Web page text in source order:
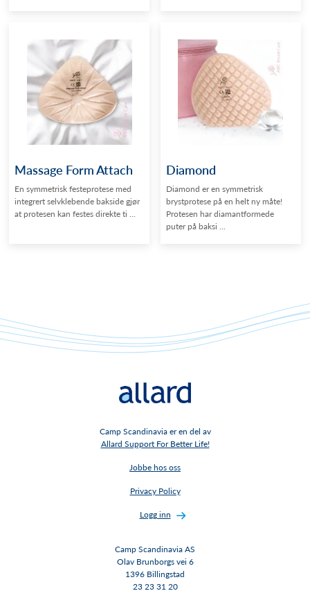
Massage Form Attach
En symmetrisk festeprotese med
integrert selvklebende bakside gjør
at protesen kan festes direkte ti ...
Diamond
Diamond er en symmetrisk
brystprotese på en helt ny måte!
Protesen har diamantformede
puter på baksi ...
Camp Scandinavia er en del av
Allard Support For Better Life!
Jobbe hos oss
Privacy Policy
Logg inn
Camp Scandinavia AS
Olav Brunborgs vei 6
1396 Billingstad​​​​​​​
23 23 31 20